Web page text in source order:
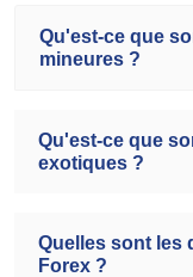
Qu'est-ce que
mineures ?
Qu'est-ce que
exotiques ?
Quelles sont les
Forex ?